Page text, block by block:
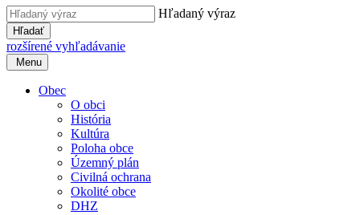
Hľadaný výraz
Hľadať
rozšírené vyhľadávanie
Menu
Obec
O obci
História
Kultúra
Poloha obce
Územný plán
Civilná ochrana
Okolité obce
DHZ